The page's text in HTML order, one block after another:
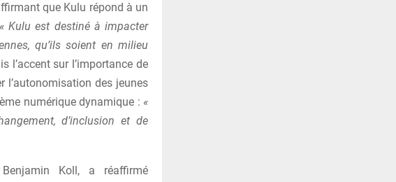
que Kulu répond à un
« Kulu est destiné à impacter
qu’ils soient en milieu
l’accent sur l’importance de
l’autonomisation des jeunes
numérique dynamique : «
d’inclusion et de
Koll, a réaffirmé